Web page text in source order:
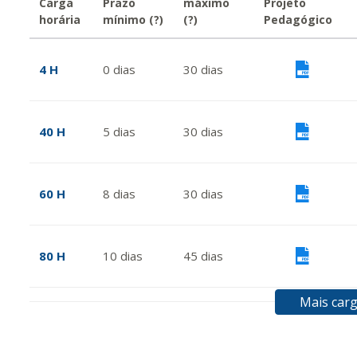
horária
mínimo (?)
(?)
Pedagógico
4 H 0 dias 30 dias
40 H 5 dias 30 dias
60 H 8 dias 30 dias
80 H 10 dias 45 dias
Mais